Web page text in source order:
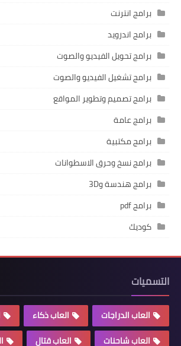
برامج انترنت
برامج اندرويد
برامج تحويل الفيديو والصوت
برامج تشغيل الفيديو والصوت
برامج تصميم وتطوير المواقع
برامج عامة
برامج مكتبية
برامج نسخ وحرق الاسطوانات
برامج هندسة و3D
برامج pdf
كوديك
التسميات
العاب الدراجات العاب ذكاء
العاب شاحنات
العاب قتال